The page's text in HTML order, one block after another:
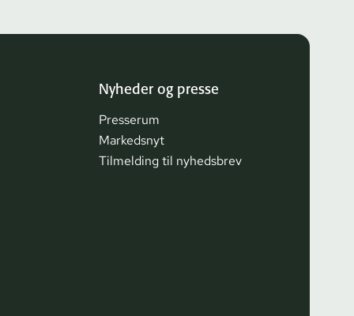
Nyheder og presse
Presserum
Markedsnyt
Tilmelding til nyhedsbrev